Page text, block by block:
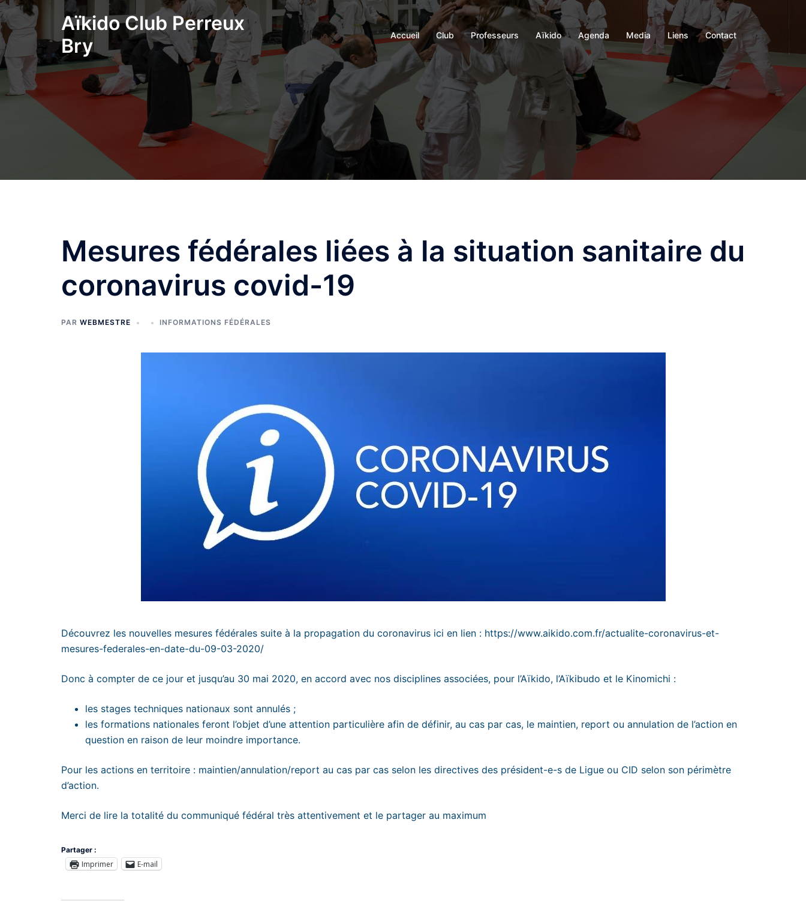
Aller
au
contenu
Aïkido Club Perreux
Bry
Accueil Club Professeurs Aïkido Agenda Media Liens Contact
Mesures fédérales liées à la situation sanitaire du
coronavirus covid-19
PAR WEBMESTRE INFORMATIONS FÉDÉRALES
Découvrez les nouvelles mesures fédérales suite à la propagation du coronavirus ici en lien : https://www.aikido.com.fr/actualite-coronavirus-et-
mesures-federales-en-date-du-09-03-2020/
Donc à compter de ce jour et jusqu’au 30 mai 2020, en accord avec nos disciplines associées, pour l’Aïkido, l’Aïkibudo et le Kinomichi :
les stages techniques nationaux sont annulés ;
les formations nationales feront l’objet d’une attention particulière afin de définir, au cas par cas, le maintien, report ou annulation de l’action en
question en raison de leur moindre importance.
Pour les actions en territoire : maintien/annulation/report au cas par cas selon les directives des président-e-s de Ligue ou CID selon son périmètre
d’action.
Merci de lire la totalité du communiqué fédéral très attentivement et le partager au maximum
Partager :
Imprimer E-mail